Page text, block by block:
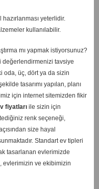
yeterlidir.
kullanılabilir.
mı yapmak istiyorsunuz?
değerlendirmenizi tavsiye
oda, üç, dört ya da sizin
tasarımı yapılan, planı
için internet sitemizden fikir
fiyatlarıile sizin için
renk seçeneği,
size hayal
Standart ev tipleri
tasarlanan evlerimizde
evlerimizin ve ekibimizin